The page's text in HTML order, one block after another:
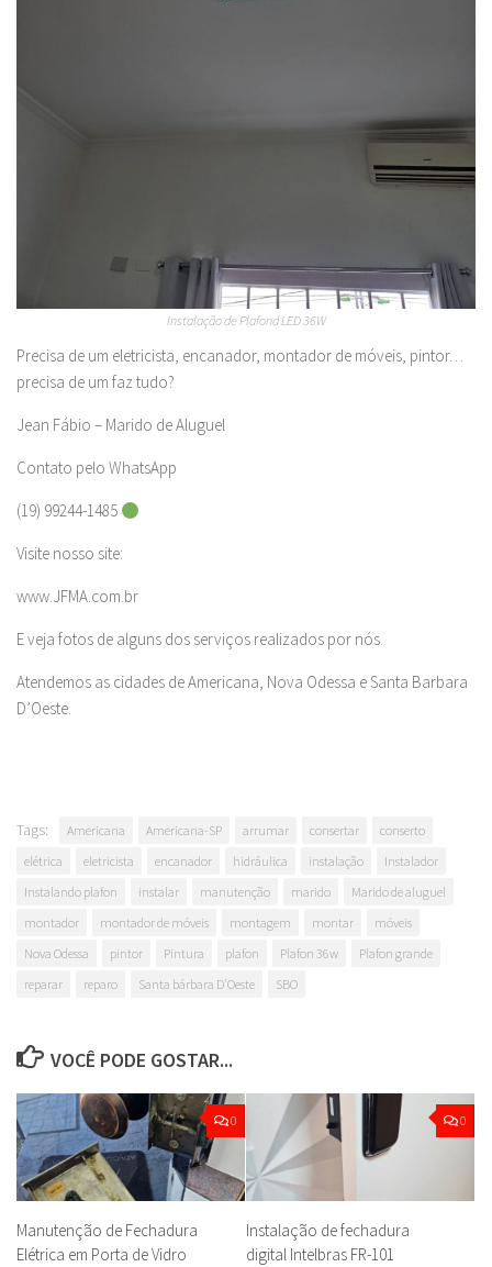
Instalação de Plafond LED 36W
Precisa de um eletricista, encanador, montador de móveis, pintor…
precisa de um faz tudo?
Jean Fábio – Marido de Aluguel
Contato pelo WhatsApp
(19) 99244-1485
Visite nosso site:
www.JFMA.com.br
E veja fotos de alguns dos serviços realizados por nós.
Atendemos as cidades de Americana, Nova Odessa e Santa Barbara
D’Oeste.
Tags: Americana Americana-SP arrumar consertar
conserto
elétrica
eletricista encanador hidráulica instalação
Instalador
Instalando plafon
instalar manutenção marido
Marido de aluguel
montador
montador de móveis montagem montar
móveis
Nova Odessa
pintor Pintura plafon Plafon 36w
Plafon grande
reparar
reparo Santa bárbara D'Oeste SBO
VOCÊ PODE GOSTAR...
0
Manutenção de Fechadura
Elétrica em Porta de Vidro
0
Instalação de fechadura
digital Intelbras FR-101